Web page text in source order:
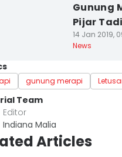
Gunung
Pijar
14 Jan 2019,
News
gunung merapi
Team
Editor
Indiana Malia
Articles